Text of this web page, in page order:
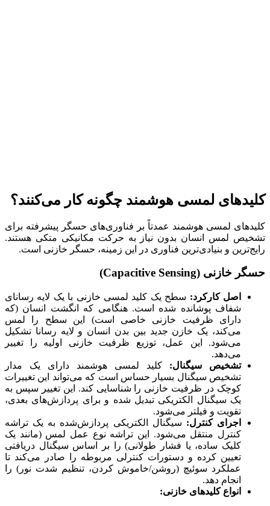
کلیدهای لمسی هوشمند چگونه کار می‌کنند؟
کلیدهای لمسی هوشمند عمدتاً بر فناوری‌های حسگر پیشرفته برای
تشخیص لمس انسان بدون نیاز به حرکت مکانیکی متکی هستند.
رایج‌ترین و بنیادی‌ترین فناوری در این زمینه، حسگر خازنی است.
حسگر خازنی (Capacitive Sensing)
اصل کارکرد: سطح یک کلید لمسی خازنی با یک لایه رسانای
شفاف پوشانده شده است. هنگامی که انگشت انسان (که
دارای ظرفیت خازنی خاصی است) این سطح را لمس
می‌کند، یک خازن جدید بین بدن انسان و لایه رسانا تشکیل
می‌شود. این عمل، توزیع ظرفیت خازنی اولیه را تغییر
می‌دهد.
تشخیص سیگنال: کلید لمسی هوشمند دارای یک مدار
تشخیص سیگنال بسیار حساس است که می‌تواند این تغییرات
کوچک در ظرفیت خازنی را شناسایی کند. این تغییر سپس به
یک سیگنال الکتریکی تبدیل شده و برای پردازش‌های بعدی،
تقویت و فیلتر می‌شود.
اجرای کنترل: سیگنال الکتریکی پردازش‌شده به یک تراشه
کنترل منتقل می‌شود. این تراشه نوع عمل لمس (مانند یک
کلیک ساده، یا فشار طولانی) را بر اساس سیگنال دریافتی
تعیین کرده و دستورات کنترلی مربوطه را صادر می‌کند تا
عملکرد سوئیچ (روشن/خاموش کردن، تنظیم شدت نور) را
انجام دهد.
انواع کلیدهای خازنی: